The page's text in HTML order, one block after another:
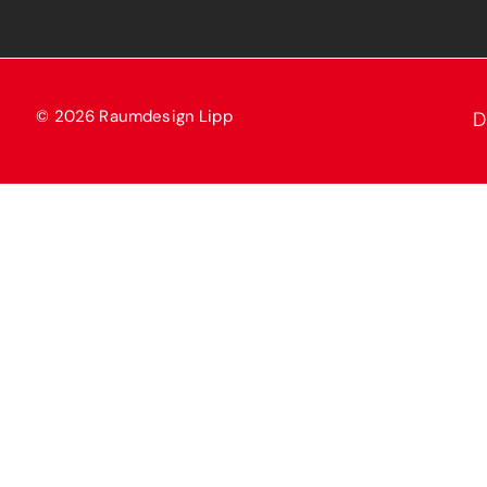
© 2026 Raumdesign Lipp